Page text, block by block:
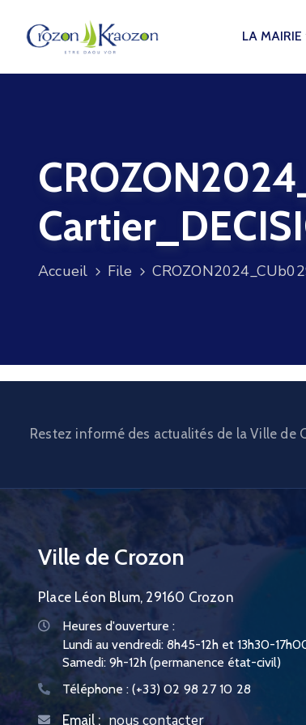
LA MAIRIE
Accueil File
Restez informé des actualités de la Ville de
Ville de Crozon
Place Léon Blum, 29160 Crozon
Heures d'ouverture :
Lundi au vendredi: 8h45-12h et 13h30-
Samedi: 9h-12h (permanence état-civil)
Téléphone : (+33) 02 98 27 10 28
Email : nous contacter